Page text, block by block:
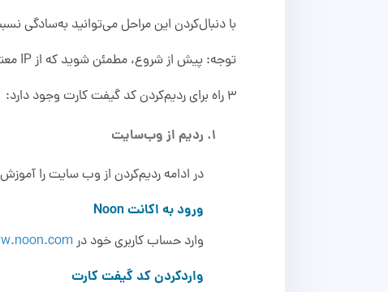
با دنبال‌کردن این مراحل می‌توانید به‌سادگی
توجه: پیش از شروع، مطمئن شوید که از IP معتبر ریجن مربوطه استفاده کنید.(امارات، عربستان سعودی، مصر)
3 راه برای ردیم‌کردن کد گیفت کارت وجود دارد:
ردیم از وب‌سایت
در ادامه ردیم‌کردن از وب سایت را
ورود به اکانت Noon
وارد حساب کاربری خود در
واردکردن کد گیفت کارت